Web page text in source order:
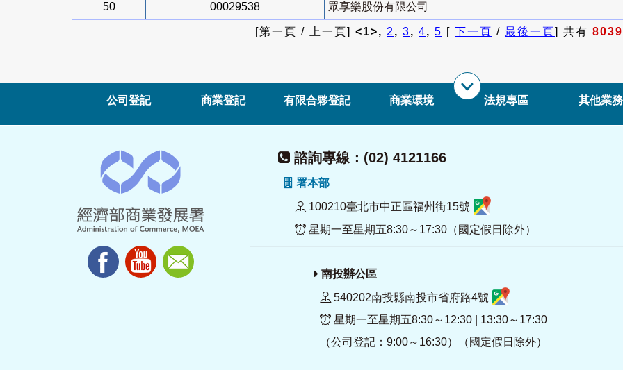
50 00029538 眾享樂股份有限公司
[第一頁 / 上一頁] <1>, 2, 3, 4, 5 [ 下一頁 / 最後一頁] 共有 8039
公司登記 商業登記 有限合夥登記 商業環境 法規專區 其他業務
諮詢專線：(02) 4121166
署本部
100210臺北市中正區福州街15號
星期一至星期五8:30～17:30（國定假日除外）
南投辦公區
540202南投縣南投市省府路4號
星期一至星期五8:30～12:30 | 13:30～17:30
（公司登記：9:00～16:30）（國定假日除外）